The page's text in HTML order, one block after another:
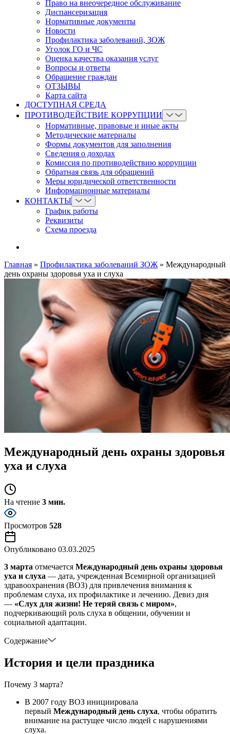
Право на внеочередное обслуживание
Диспансеризация
Нормативные документы
Новости
Профилактика заболеваний, ЗОЖ
Уголок ГО и ЧС
Оценка качества оказания услуг
Вопросы и ответы
Обращение граждан
ОТЗЫВЫ
Карта сайта
ДОСТУПНАЯ СРЕДА
ПРОТИВОДЕЙСТВИЕ КОРРУПЦИИ
Нормативные, правовые и иные акты
Методические материалы
Формы документов для заполнения
Сведения о доходах
Комиссия по противодействию коррупции
Обратная связь для обращений
Меры юридической ответственности
Информационные материалы
КОНТАКТЫ
График работы
Реквизиты
Схема проезда
Главная » Профилактика заболеваний ЗОЖ » Международный
день охраны здоровья уха и слуха
Международный день охраны здоровья
уха и слуха
На чтение 3 мин.
Просмотров 528
Опубликовано 03.03.2025
3 марта отмечается Международный день охраны здоровья
уха и слуха — дата, учрежденная Всемирной организацией
здравоохранения (ВОЗ) для привлечения внимания к
проблемам слуха, их профилактике и лечению. Девиз дня
— «Слух для жизни! Не теряй связь с миром»,
подчеркивающий роль слуха в общении, обучении и
социальной адаптации.
Содержание
История и цели праздника
Почему 3 марта?
В 2007 году ВОЗ инициировала
первый Международный день слуха, чтобы обратить
внимание на растущее число людей с нарушениями
слуха.